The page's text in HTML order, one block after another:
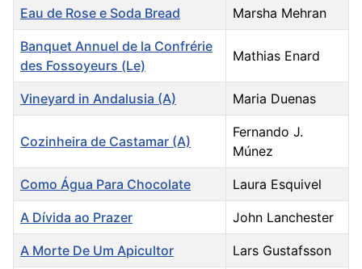
Eau de Rose e Soda Bread Marsha Mehran
Banquet Annuel de la Confrérie
des Fossoyeurs (Le)
Mathias Enard
Vineyard in Andalusia (A) Maria Duenas
Cozinheira de Castamar (A)
Fernando J.
Múnez
Como Água Para Chocolate Laura Esquivel
A Dívida ao Prazer John Lanchester
A Morte De Um Apicultor Lars Gustafsson